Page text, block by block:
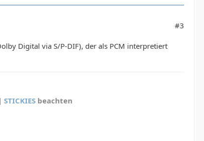
#3
Digital via S/P-DIF), der als PCM interpretiert
STICKIES beachten